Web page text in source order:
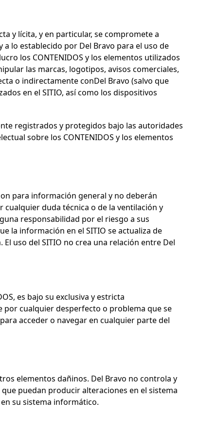
y lícita, y en particular, se compromete a
a lo establecido por Del Bravo para el uso de
los CONTENIDOS y los elementos utilizados
las marcas, logotipos, avisos comerciales,
o indirectamente conDel Bravo (salvo que
en el SITIO, así como los dispositivos
registrados y protegidos bajo las autoridades
sobre los CONTENIDOS y los elementos
para información general y no deberán
cualquier duda técnica o de la ventilación y
responsabilidad por el riesgo a sus
la información en el SITIO se actualiza de
uso del SITIO no crea una relación entre Del
es bajo su exclusiva y estricta
cualquier desperfecto o problema que se
acceder o navegar en cualquier parte del
elementos dañinos. Del Bravo no controla y
que puedan producir alteraciones en el sistema
su sistema informático.